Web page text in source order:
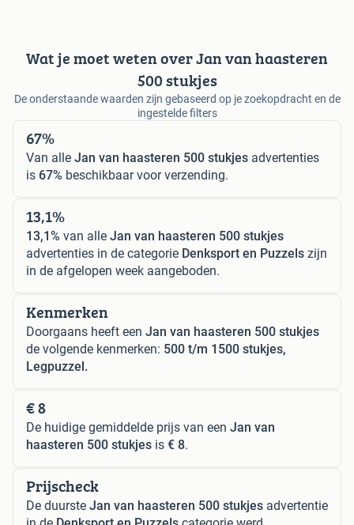
Wat je moet weten over Jan van haasteren
500 stukjes
De onderstaande waarden zijn gebaseerd op je zoekopdracht en de
ingestelde filters
67%
Van alle Jan van haasteren 500 stukjes advertenties
is 67% beschikbaar voor verzending.
13,1%
13,1% van alle Jan van haasteren 500 stukjes
advertenties in de categorie Denksport en Puzzels zijn
in de afgelopen week aangeboden.
Kenmerken
Doorgaans heeft een Jan van haasteren 500 stukjes
de volgende kenmerken: 500 t/m 1500 stukjes,
Legpuzzel.
€ 8
De huidige gemiddelde prijs van een Jan van
haasteren 500 stukjes is € 8.
Prijscheck
De duurste Jan van haasteren 500 stukjes advertentie